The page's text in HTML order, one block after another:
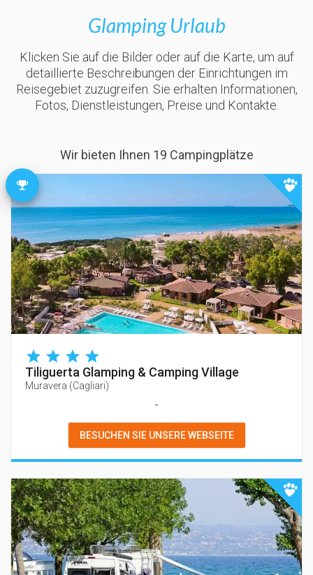
Glamping Urlaub
Klicken Sie auf die Bilder oder auf die Karte, um auf
detaillierte Beschreibungen der Einrichtungen im
Reisegebiet zuzugreifen. Sie erhalten Informationen,
Fotos, Dienstleistungen, Preise und Kontakte.
Wir bieten Ihnen 19 Campingplätze
Tiliguerta Glamping & Camping Village
Muravera (Cagliari)
-
BESUCHEN SIE UNSERE WEBSEITE